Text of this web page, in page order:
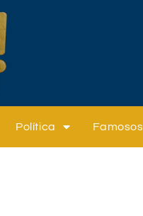
Política Famosos